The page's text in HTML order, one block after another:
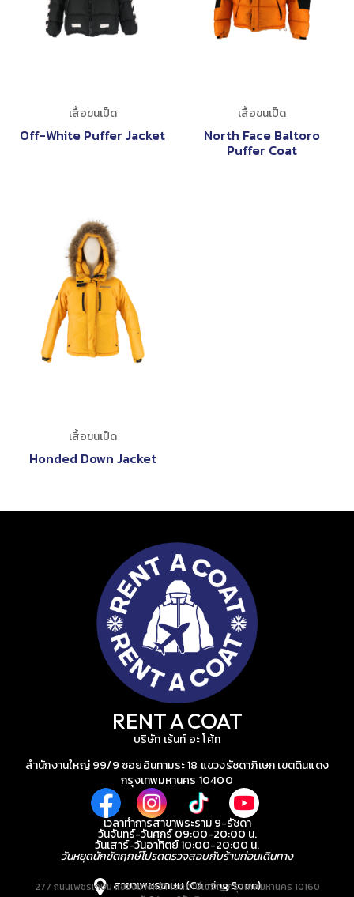
เสื้อขนเป็ด
Off-White Puffer Jacket
เสื้อขนเป็ด
North Face Baltoro
Puffer Coat
เสื้อขนเป็ด
Honded Down Jacket
RENT A COAT
บริษัท เร้นท์ อะ โค้ท
สำนักงานใหญ่ 99/9 ซอยอินทามระ 18 แขวงรัชดาภิเษก เขตดินแดง
กรุงเทพมหานคร 10400
เวลาทำการสาขาพระราม 9-รัชดา
วันจันทร์-วันศุกร์ 09:00-20:00 น.
วันเสาร์-วันอาทิตย์ 10:00-20:00 น.
วันหยุดนักขัตฤกษ์โปรดตรวจสอบกับร้านก่อนเดินทาง
สาขาเพชรเกษม (Coming Soon)
277 ถนนเพชรเกษม แขวงบางหว้า เขตภาษีเจริญ กรุงเทพมหานคร 10160